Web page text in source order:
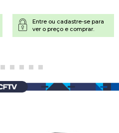
Entre ou cadastre-se para
ver o preço e comprar.